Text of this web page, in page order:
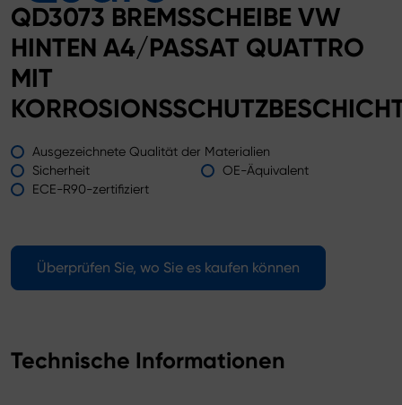
QD3073 BREMSSCHEIBE VW
HINTEN A4/PASSAT QUATTRO
MIT
Ausgezeichnete Qualität der Materialien
Sicherheit
OE-Äquivalent
ECE-R90-zertifiziert
Überprüfen Sie, wo Sie es kaufen können
Technische Informationen